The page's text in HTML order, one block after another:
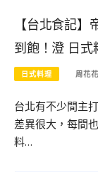
【台北食記
到飽！澄 日式
日式料理 周花花
台北有不少間主
差異很大，每間
料…